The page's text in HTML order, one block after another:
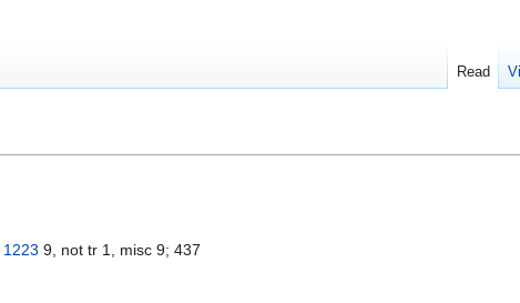
1223 9, not tr 1, misc 9; 437
Read